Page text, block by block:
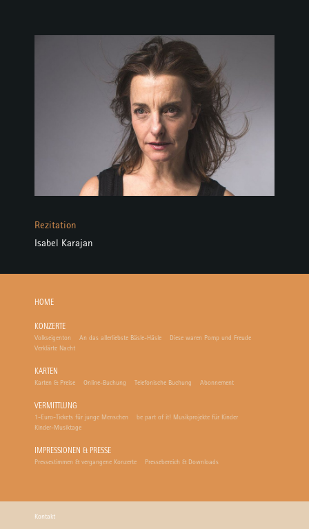
Rezitation
Isabel Karajan
HOME
KONZERTE
Volkseigenton An das allerliebste Bäsle-Häsle
Diese waren Pomp und Freude
Verklärte Nacht
KARTEN
Karten & Preise Online-Buchung Telefonische Buchung Abonnement
VERMITTLUNG
1-Euro-Tickets für junge Menschen
be part of it! Musikprojekte für Kinder
Kinder-Musiktage
IMPRESSIONEN & PRESSE
Pressestimmen & vergangene Konzerte Pressebereich & Downloads
Kontakt